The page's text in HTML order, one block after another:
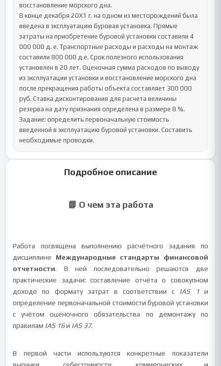
восстановление морского дна.
В конце декабря 20Х1 г. на одном из месторождений была
введена в эксплуатацию буровая установка. Прямые
затраты на приобретение буровой установки составили 4
000 000 д. е. Транспортные расходы и расходы на монтаж
составили 800 000 д.е. Срок полезного использования
установлен в 20 лет. Оценочная сумма расходов по выводу
из эксплуатации установки и восстановление морского дна
после прекращения работы объекта составляет 300 000
руб. Ставка дисконтирования для расчета величины
резерва на дату признания определена в размере 8 %.
Задание: определить первоначальную стоимость
введенной в эксплуатацию буровой установки. Составить
необходимые проводки.
Подробное описание
📘 О чем эта работа
Работа посвящена выполнению расчётного задания по
дисциплине Международные стандарты финансовой
отчетности. В ней последовательно решаются две
практические задачи: составление отчёта о совокупном
доходе по формату затрат в соответствии с IAS 1и
определение первоначальной стоимости буровой установки
с учётом оценочного обязательства по демонтажу по
правилам IAS 16и IAS 37.
В первой части используются конкретные показатели